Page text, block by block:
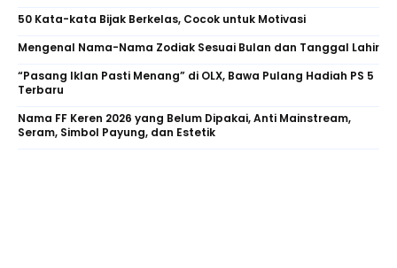
50 Kata-kata Bijak Berkelas, Cocok untuk Motivasi
Mengenal Nama-Nama Zodiak Sesuai Bulan dan Tanggal Lahir
“Pasang Iklan Pasti Menang” di OLX, Bawa Pulang Hadiah PS 5
Terbaru
Nama FF Keren 2026 yang Belum Dipakai, Anti Mainstream,
Seram, Simbol Payung, dan Estetik